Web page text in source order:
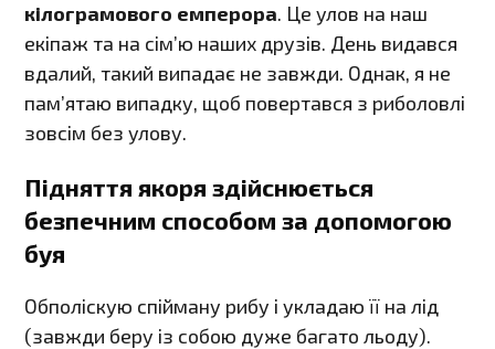
кілограмового емперора. Це улов на наш
екіпаж та на сім’ю наших друзів. День видався
вдалий, такий випадає не завжди. Однак, я не
пам’ятаю випадку, щоб повертався з риболовлі
зовсім без улову.
Підняття якоря здійснюється
безпечним способом за допомогою
буя
Обполіскую спійману рибу і укладаю її на лід
(завжди беру із собою дуже багато льоду).